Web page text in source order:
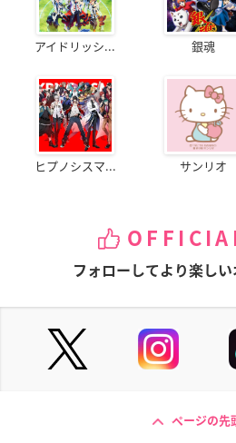
アイドリッシ... 銀魂
ヒプノシスマ... サンリオ
フォローしてより楽しい
ページの先